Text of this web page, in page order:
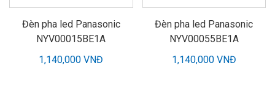
Đèn pha led Panasonic
NYV00015BE1A
1,140,000 VNĐ
Đèn pha led Panasonic
NYV00055BE1A
1,140,000 VNĐ